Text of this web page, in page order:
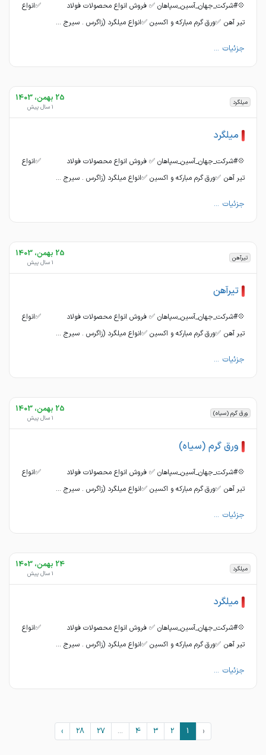
💠#شرکت_جهان_آسین_سپاهان ✅ فروش انواع محصولات فولاد ✅انواع
تیر آهن ✅ورق گرم مبارکه و اکسین ✅انواع میلگرد (زاگرس . سیرج ...
جزئیات ...
میلگرد 25 بهمن، 1403
1 سال پیش
میلگرد
💠#شرکت_جهان_آسین_سپاهان ✅ فروش انواع محصولات فولاد ✅انواع
تیر آهن ✅ورق گرم مبارکه و اکسین ✅انواع میلگرد (زاگرس . سیرج ...
جزئیات ...
تیرآهن 25 بهمن، 1403
1 سال پیش
تیرآهن
💠#شرکت_جهان_آسین_سپاهان ✅ فروش انواع محصولات فولاد ✅انواع
تیر آهن ✅ورق گرم مبارکه و اکسین ✅انواع میلگرد (زاگرس . سیرج ...
جزئیات ...
ورق گرم (سیاه) 25 بهمن، 1403
1 سال پیش
ورق گرم (سیاه)
💠#شرکت_جهان_آسین_سپاهان ✅ فروش انواع محصولات فولاد ✅انواع
تیر آهن ✅ورق گرم مبارکه و اکسین ✅انواع میلگرد (زاگرس . سیرج ...
جزئیات ...
میلگرد 24 بهمن، 1403
1 سال پیش
میلگرد
💠#شرکت_جهان_آسین_سپاهان ✅ فروش انواع محصولات فولاد ✅انواع
تیر آهن ✅ورق گرم مبارکه و اکسین ✅انواع میلگرد (زاگرس . سیرج ...
جزئیات ...
‹
1
2
3
4
...
27
28
›